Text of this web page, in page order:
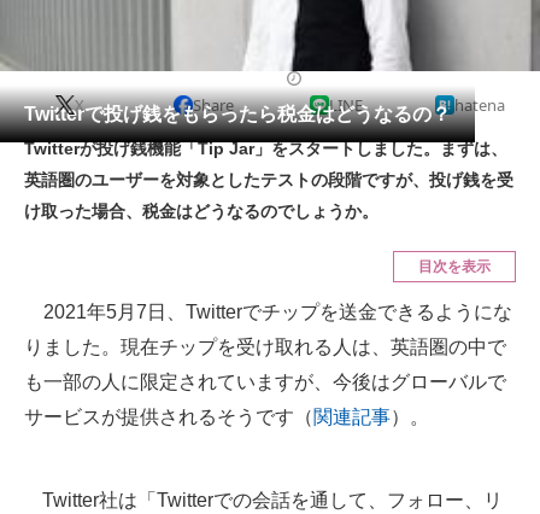
教育・育児
リサーチ
会員記事
メディア
注目記事を集めた総合ページ
スマホと通信の最新トレンド
進化するPCとデバイスの未来
好きが集まる 比べて選べる
Twitterで投げ銭をもらったら税金はどうなるの？
X Share LINE hatena
Twitterが投げ銭機能「Tip Jar」をスタートしました。まずは、
英語圏のユーザーを対象としたテストの段階ですが、投げ銭を受
け取った場合、税金はどうなるのでしょうか。
目次を表示
2021年5月7日、Twitterでチップを送金できるようにな
りました。現在チップを受け取れる人は、英語圏の中で
も一部の人に限定されていますが、今後はグローバルで
サービスが提供されるそうです（関連記事）。
Twitter社は「Twitterでの会話を通して、フォロー、リ